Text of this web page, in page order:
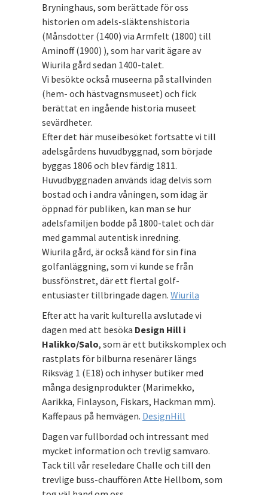
Bryninghaus, som berättade för oss
historien om adels-släktenshistoria
(Månsdotter (1400) via Armfelt (1800) till
Aminoff (1900) ), som har varit ägare av
Wiurila gård sedan 1400-talet.
Vi besökte också museerna på stallvinden
(hem- och hästvagnsmuseet) och fick
berättat en ingående historia museet
sevärdheter.
Efter det här museibesöket fortsatte vi till
adelsgårdens huvudbyggnad, som började
byggas 1806 och blev färdig 1811.
Huvudbyggnaden används idag delvis som
bostad och i andra våningen, som idag är
öppnad för publiken, kan man se hur
adelsfamiljen bodde på 1800-talet och där
med gammal autentisk inredning.
Wiurila gård, är också känd för sin fina
golfanläggning, som vi kunde se från
bussfönstret, där ett flertal golf-
entusiaster tillbringade dagen. Wiurila
Efter att ha varit kulturella avslutade vi
dagen med att besöka Design Hill i
Halikko/Salo, som är ett butikskomplex och
rastplats för bilburna resenärer längs
Riksväg 1 (E18) och inhyser butiker med
många designprodukter (Marimekko,
Aarikka, Finlayson, Fiskars, Hackman mm).
Kaffepaus på hemvägen. DesignHill
Dagen var fullbordad och intressant med
mycket information och trevlig samvaro.
Tack till vår reseledare Challe och till den
trevlige buss-chauffören Atte Hellbom, som